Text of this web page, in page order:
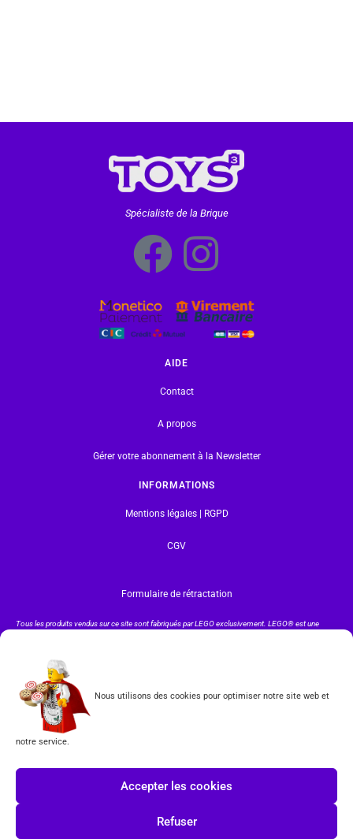
Nous utilisons des cookies pour optimiser notre site web et
notre service.
Accepter les cookies
Refuser
Spécialiste de la Brique
AIDE
Contact
A propos
Gérer votre abonnement à la Newsletter
INFORMATIONS
Mentions légales | RGPD
CGV
Formulaire de rétractation
Tous les produits vendus sur ce site sont fabriqués par LEGO exclusivement. LEGO® est une
INSCRIPTION À LA NEWSLETTER
J'accepte les conditions duRGPD.